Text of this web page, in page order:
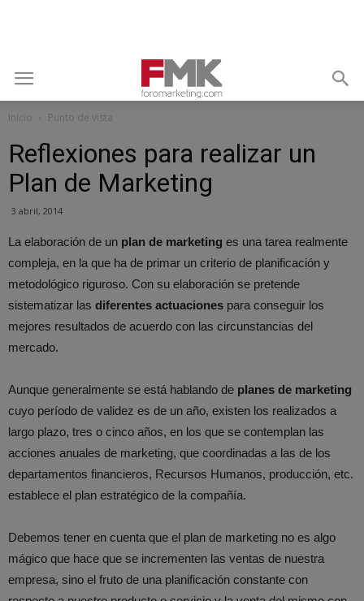
Inicio Punto de vista
Reflexiones para realizar un
Plan de Marketing
3 abril, 2014
La elaboración de un plan de marketing es una tarea realmente
compleja, en la que ha de primar un criterio de planificación y
metodológico riguroso. Con su elaboración se pretende
sistematizar las diferentes actuaciones para conseguir los
mejores resultados de acuerdo con las circunstancias del
mercado.
Aunque generalmente se está hablando de planes de marketing
cuyo período de validez es de un año, existen los realizados a
largo plazo, tres o cinco años, en los que se contemplan las
acciones anuales de marketing, que coordinadas a las de los
departamentos financieros, Recursos Humanos, producción, etc.
establece el plan estratégico de la compañía.
Debemos tener en cuenta que el plan de marketing no es algo
mágico que hace que se incrementen las ventas de nuestra
empresa, sino el fruto de una planificación constante con